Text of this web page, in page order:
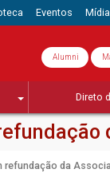
Eventos
Alumni
Direto
da